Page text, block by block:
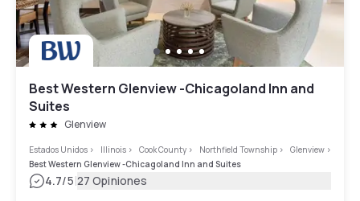
Best Western Glenview -Chicagoland Inn and
Suites
Glenview
Estados Unidos > Illinois > Cook County > Northfield Township > Glenview >
Best Western Glenview -Chicagoland Inn and Suites
4.7/5|27 Opiniones